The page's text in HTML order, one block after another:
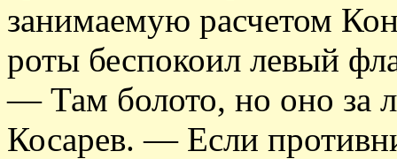
занимаемую расчетом
роты беспокоил левый
— Там болото, но оно за
Косарев. — Если